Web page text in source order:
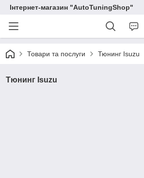
Інтернет-магазин "AutoTuningShop"
Товари та послуги Тюнинг Isuzu
Тюнинг Isuzu